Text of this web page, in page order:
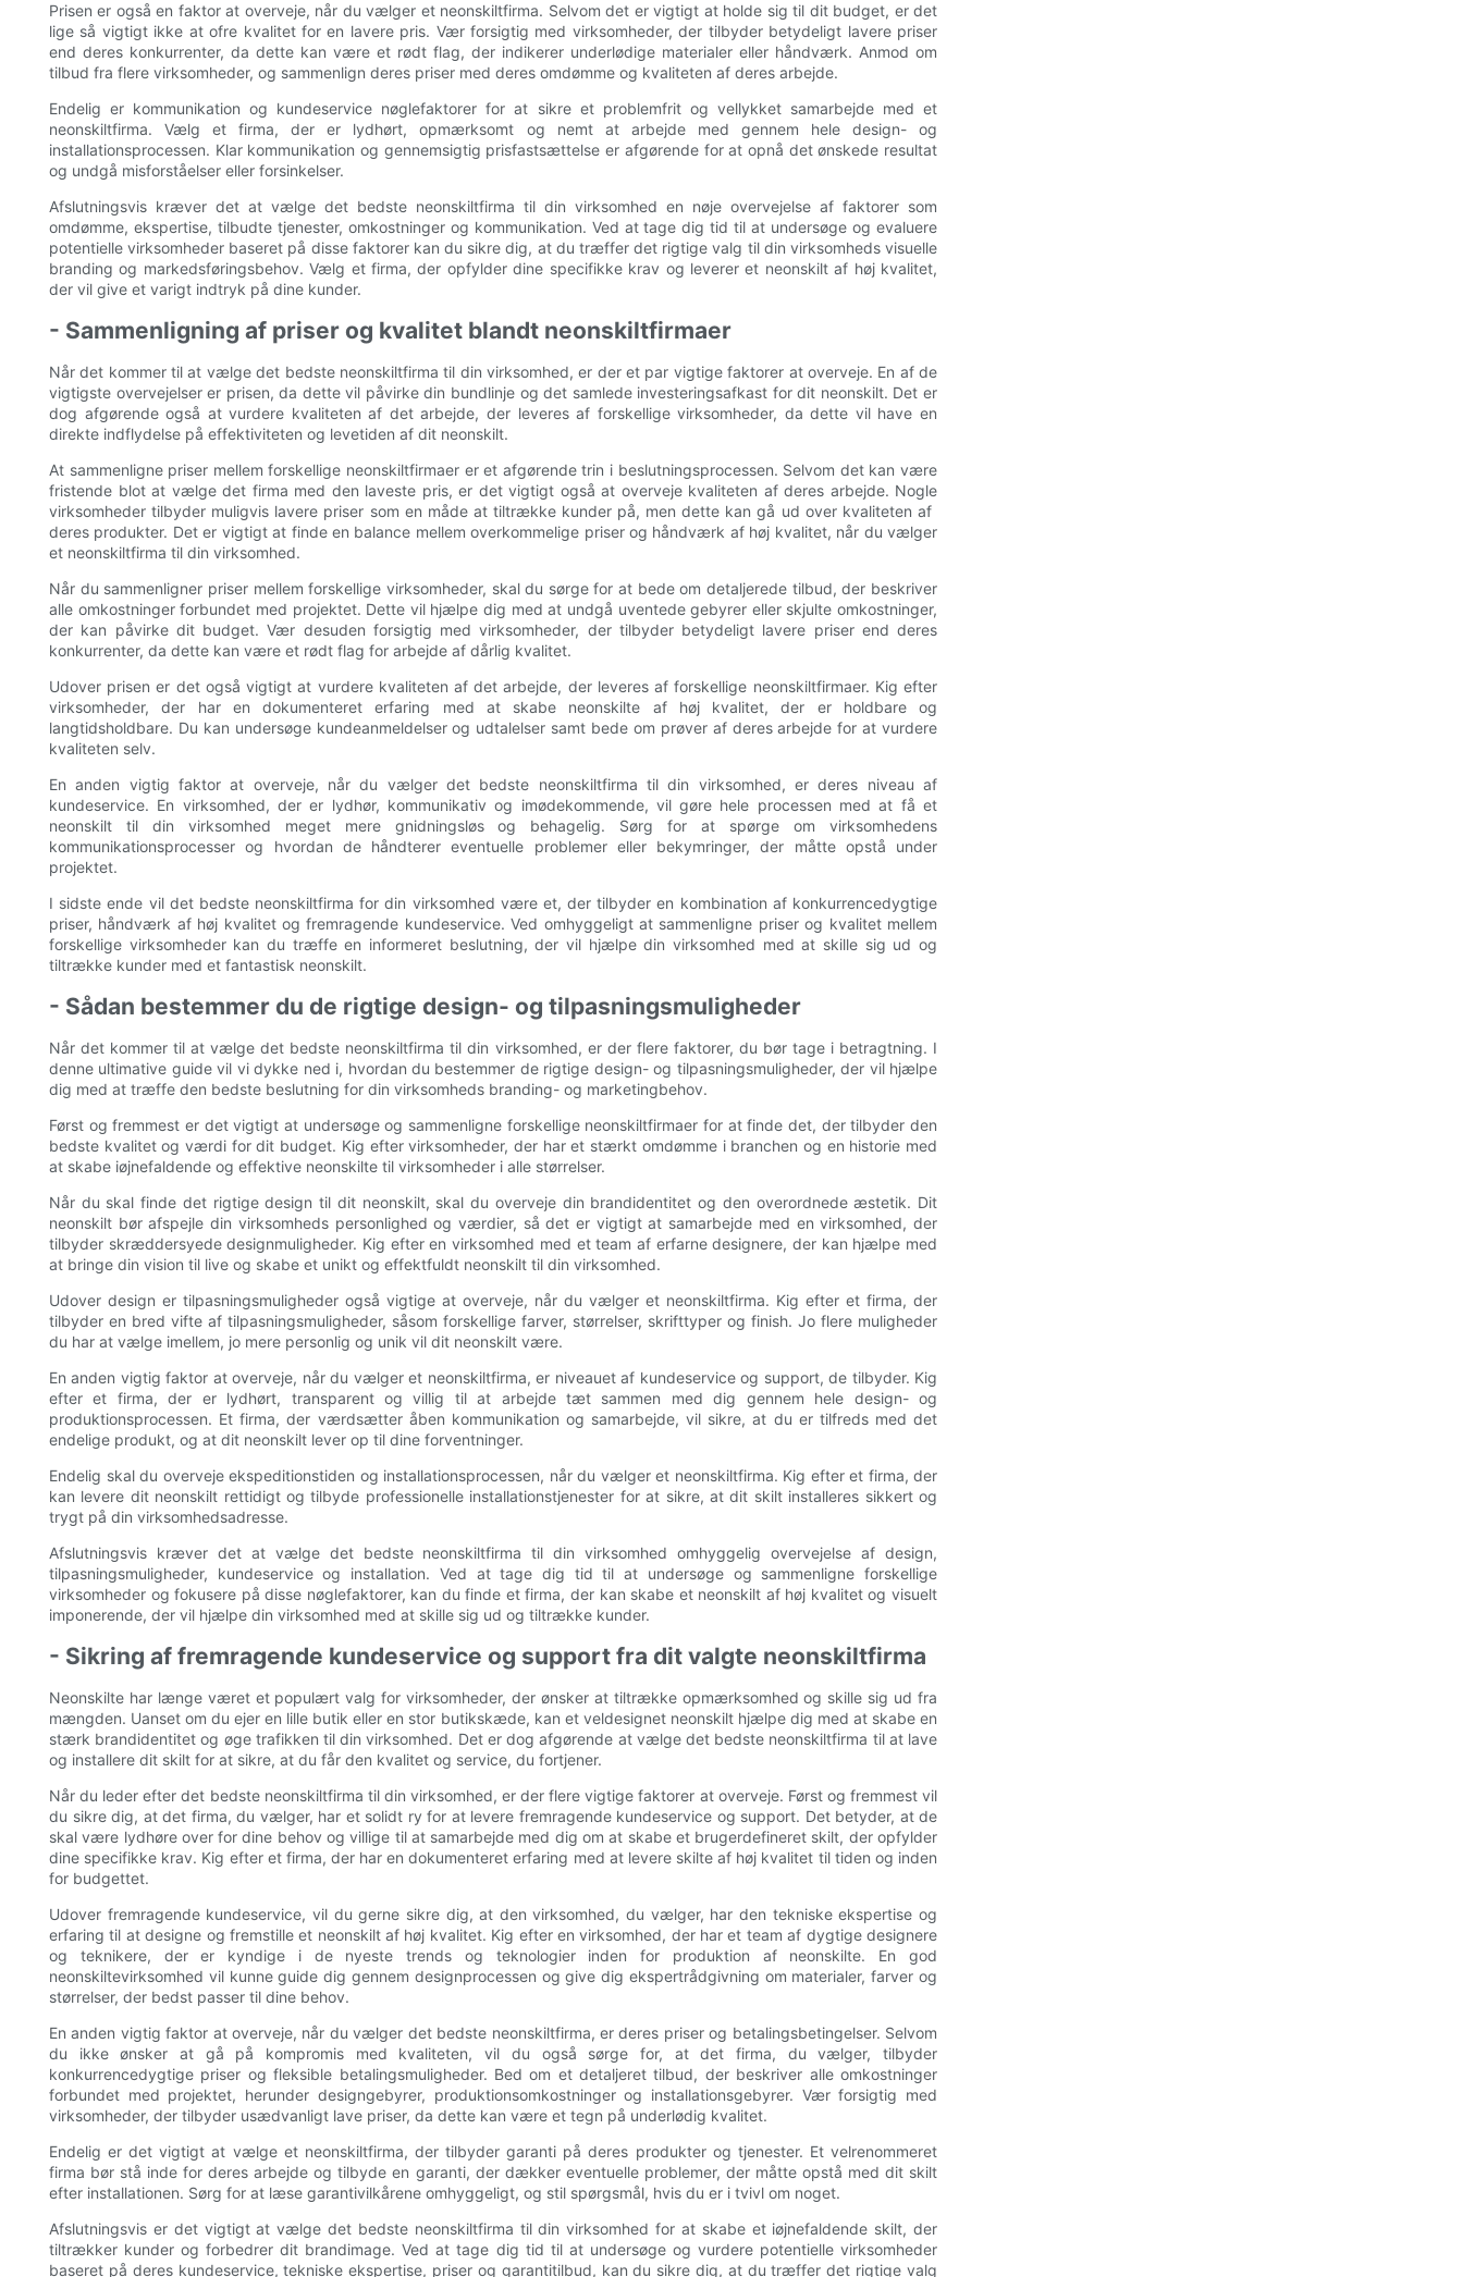
Prisen er også en faktor at overveje, når du vælger et neonskiltfirma. Selvom det er vigtigt at holde sig til dit budget, er det
lige så vigtigt ikke at ofre kvalitet for en lavere pris. Vær forsigtig med virksomheder, der tilbyder betydeligt lavere priser
end deres konkurrenter, da dette kan være et rødt flag, der indikerer underlødige materialer eller håndværk. Anmod om
tilbud fra flere virksomheder, og sammenlign deres priser med deres omdømme og kvaliteten af ​​deres arbejde.
Endelig er kommunikation og kundeservice nøglefaktorer for at sikre et problemfrit og vellykket samarbejde med et
neonskiltfirma. Vælg et firma, der er lydhørt, opmærksomt og nemt at arbejde med gennem hele design- og
installationsprocessen. Klar kommunikation og gennemsigtig prisfastsættelse er afgørende for at opnå det ønskede resultat
og undgå misforståelser eller forsinkelser.
Afslutningsvis kræver det at vælge det bedste neonskiltfirma til din virksomhed en nøje overvejelse af faktorer som
omdømme, ekspertise, tilbudte tjenester, omkostninger og kommunikation. Ved at tage dig tid til at undersøge og evaluere
potentielle virksomheder baseret på disse faktorer kan du sikre dig, at du træffer det rigtige valg til din virksomheds visuelle
branding og markedsføringsbehov. Vælg et firma, der opfylder dine specifikke krav og leverer et neonskilt af høj kvalitet,
der vil give et varigt indtryk på dine kunder.
- Sammenligning af priser og kvalitet blandt neonskiltfirmaer
Når det kommer til at vælge det bedste neonskiltfirma til din virksomhed, er der et par vigtige faktorer at overveje. En af de
vigtigste overvejelser er prisen, da dette vil påvirke din bundlinje og det samlede investeringsafkast for dit neonskilt. Det er
dog afgørende også at vurdere kvaliteten af ​​det arbejde, der leveres af forskellige virksomheder, da dette vil have en
direkte indflydelse på effektiviteten og levetiden af ​​dit neonskilt.
At sammenligne priser mellem forskellige neonskiltfirmaer er et afgørende trin i beslutningsprocessen. Selvom det kan være
fristende blot at vælge det firma med den laveste pris, er det vigtigt også at overveje kvaliteten af ​​deres arbejde. Nogle
virksomheder tilbyder muligvis lavere priser som en måde at tiltrække kunder på, men dette kan gå ud over kvaliteten af ​​
deres produkter. Det er vigtigt at finde en balance mellem overkommelige priser og håndværk af høj kvalitet, når du vælger
et neonskiltfirma til din virksomhed.
Når du sammenligner priser mellem forskellige virksomheder, skal du sørge for at bede om detaljerede tilbud, der beskriver
alle omkostninger forbundet med projektet. Dette vil hjælpe dig med at undgå uventede gebyrer eller skjulte omkostninger,
der kan påvirke dit budget. Vær desuden forsigtig med virksomheder, der tilbyder betydeligt lavere priser end deres
konkurrenter, da dette kan være et rødt flag for arbejde af dårlig kvalitet.
Udover prisen er det også vigtigt at vurdere kvaliteten af ​​det arbejde, der leveres af forskellige neonskiltfirmaer. Kig efter
virksomheder, der har en dokumenteret erfaring med at skabe neonskilte af høj kvalitet, der er holdbare og
langtidsholdbare. Du kan undersøge kundeanmeldelser og udtalelser samt bede om prøver af deres arbejde for at vurdere
kvaliteten selv.
En anden vigtig faktor at overveje, når du vælger det bedste neonskiltfirma til din virksomhed, er deres niveau af
kundeservice. En virksomhed, der er lydhør, kommunikativ og imødekommende, vil gøre hele processen med at få et
neonskilt til din virksomhed meget mere gnidningsløs og behagelig. Sørg for at spørge om virksomhedens
kommunikationsprocesser og hvordan de håndterer eventuelle problemer eller bekymringer, der måtte opstå under
projektet.
I sidste ende vil det bedste neonskiltfirma for din virksomhed være et, der tilbyder en kombination af konkurrencedygtige
priser, håndværk af høj kvalitet og fremragende kundeservice. Ved omhyggeligt at sammenligne priser og kvalitet mellem
forskellige virksomheder kan du træffe en informeret beslutning, der vil hjælpe din virksomhed med at skille sig ud og
tiltrække kunder med et fantastisk neonskilt.
- Sådan bestemmer du de rigtige design- og tilpasningsmuligheder
Når det kommer til at vælge det bedste neonskiltfirma til din virksomhed, er der flere faktorer, du bør tage i betragtning. I
denne ultimative guide vil vi dykke ned i, hvordan du bestemmer de rigtige design- og tilpasningsmuligheder, der vil hjælpe
dig med at træffe den bedste beslutning for din virksomheds branding- og marketingbehov.
Først og fremmest er det vigtigt at undersøge og sammenligne forskellige neonskiltfirmaer for at finde det, der tilbyder den
bedste kvalitet og værdi for dit budget. Kig efter virksomheder, der har et stærkt omdømme i branchen og en historie med
at skabe iøjnefaldende og effektive neonskilte til virksomheder i alle størrelser.
Når du skal finde det rigtige design til dit neonskilt, skal du overveje din brandidentitet og den overordnede æstetik. Dit
neonskilt bør afspejle din virksomheds personlighed og værdier, så det er vigtigt at samarbejde med en virksomhed, der
tilbyder skræddersyede designmuligheder. Kig efter en virksomhed med et team af erfarne designere, der kan hjælpe med
at bringe din vision til live og skabe et unikt og effektfuldt neonskilt til din virksomhed.
Udover design er tilpasningsmuligheder også vigtige at overveje, når du vælger et neonskiltfirma. Kig efter et firma, der
tilbyder en bred vifte af tilpasningsmuligheder, såsom forskellige farver, størrelser, skrifttyper og finish. Jo flere muligheder
du har at vælge imellem, jo ​​mere personlig og unik vil dit neonskilt være.
En anden vigtig faktor at overveje, når du vælger et neonskiltfirma, er niveauet af kundeservice og support, de tilbyder. Kig
efter et firma, der er lydhørt, transparent og villig til at arbejde tæt sammen med dig gennem hele design- og
produktionsprocessen. Et firma, der værdsætter åben kommunikation og samarbejde, vil sikre, at du er tilfreds med det
endelige produkt, og at dit neonskilt lever op til dine forventninger.
Endelig skal du overveje ekspeditionstiden og installationsprocessen, når du vælger et neonskiltfirma. Kig efter et firma, der
kan levere dit neonskilt rettidigt og tilbyde professionelle installationstjenester for at sikre, at dit skilt installeres sikkert og
trygt på din virksomhedsadresse.
Afslutningsvis kræver det at vælge det bedste neonskiltfirma til din virksomhed omhyggelig overvejelse af design,
tilpasningsmuligheder, kundeservice og installation. Ved at tage dig tid til at undersøge og sammenligne forskellige
virksomheder og fokusere på disse nøglefaktorer, kan du finde et firma, der kan skabe et neonskilt af høj kvalitet og visuelt
imponerende, der vil hjælpe din virksomhed med at skille sig ud og tiltrække kunder.
- Sikring af fremragende kundeservice og support fra dit valgte neonskiltfirma
Neonskilte har længe været et populært valg for virksomheder, der ønsker at tiltrække opmærksomhed og skille sig ud fra
mængden. Uanset om du ejer en lille butik eller en stor butikskæde, kan et veldesignet neonskilt hjælpe dig med at skabe en
stærk brandidentitet og øge trafikken til din virksomhed. Det er dog afgørende at vælge det bedste neonskiltfirma til at lave
og installere dit skilt for at sikre, at du får den kvalitet og service, du fortjener.
Når du leder efter det bedste neonskiltfirma til din virksomhed, er der flere vigtige faktorer at overveje. Først og fremmest vil
du sikre dig, at det firma, du vælger, har et solidt ry for at levere fremragende kundeservice og support. Det betyder, at de
skal være lydhøre over for dine behov og villige til at samarbejde med dig om at skabe et brugerdefineret skilt, der opfylder
dine specifikke krav. Kig efter et firma, der har en dokumenteret erfaring med at levere skilte af høj kvalitet til tiden og inden
for budgettet.
Udover fremragende kundeservice, vil du gerne sikre dig, at den virksomhed, du vælger, har den tekniske ekspertise og
erfaring til at designe og fremstille et neonskilt af høj kvalitet. Kig efter en virksomhed, der har et team af dygtige designere
og teknikere, der er kyndige i de nyeste trends og teknologier inden for produktion af neonskilte. En god
neonskiltevirksomhed vil kunne guide dig gennem designprocessen og give dig ekspertrådgivning om materialer, farver og
størrelser, der bedst passer til dine behov.
En anden vigtig faktor at overveje, når du vælger det bedste neonskiltfirma, er deres priser og betalingsbetingelser. Selvom
du ikke ønsker at gå på kompromis med kvaliteten, vil du også sørge for, at det firma, du vælger, tilbyder
konkurrencedygtige priser og fleksible betalingsmuligheder. Bed om et detaljeret tilbud, der beskriver alle omkostninger
forbundet med projektet, herunder designgebyrer, produktionsomkostninger og installationsgebyrer. Vær forsigtig med
virksomheder, der tilbyder usædvanligt lave priser, da dette kan være et tegn på underlødig kvalitet.
Endelig er det vigtigt at vælge et neonskiltfirma, der tilbyder garanti på deres produkter og tjenester. Et velrenommeret
firma bør stå inde for deres arbejde og tilbyde en garanti, der dækker eventuelle problemer, der måtte opstå med dit skilt
efter installationen. Sørg for at læse garantivilkårene omhyggeligt, og stil spørgsmål, hvis du er i tvivl om noget.
Afslutningsvis er det vigtigt at vælge det bedste neonskiltfirma til din virksomhed for at skabe et iøjnefaldende skilt, der
tiltrækker kunder og forbedrer dit brandimage. Ved at tage dig tid til at undersøge og vurdere potentielle virksomheder
baseret på deres kundeservice, tekniske ekspertise, priser og garantitilbud, kan du sikre dig, at du træffer det rigtige valg